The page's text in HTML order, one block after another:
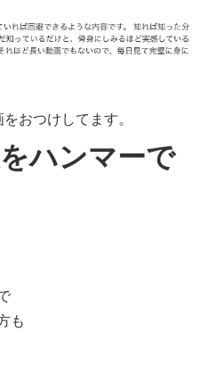
おつけしてます。
ハンマーで
も